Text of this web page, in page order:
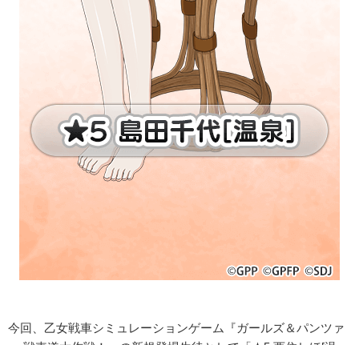
今回、乙女戦車シミュレーションゲーム『ガールズ＆パンツァ